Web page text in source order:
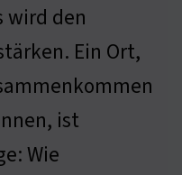
wird den
Ein Ort,
ist
Wie